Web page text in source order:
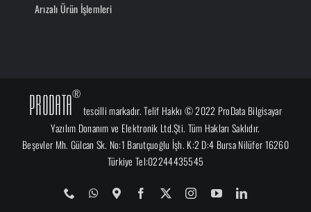
Arızalı Ürün İşlemleri
ProData®
tescilli markadır. Telif Hakkı © 2022 ProData Bilgisayar
Yazılım Donanım ve Elektronik Ltd.Şti. Tüm Hakları Saklıdır.
Beşevler Mh. Gülcan Sk. No:1 Barutçuoğlu İşh. K:2 D:4 Bursa Nilüfer 16260
Türkiye Tel:02244435545
Phone WhatsApp
Map Facebook Instagram
YouTubeLinkedIn